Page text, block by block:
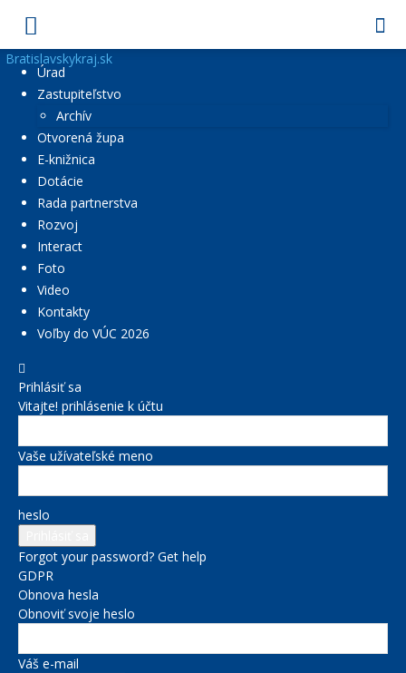
Bratislavskykraj.sk
Úrad
Zastupiteľstvo
Archív
Otvorená župa
E-knižnica
Dotácie
Rada partnerstva
Rozvoj
Interact
Foto
Video
Kontakty
Voľby do VÚC 2026
Prihlásiť sa
Vitajte! prihlásenie k účtu
Vaše užívateľské meno
heslo
Forgot your password? Get help
GDPR
Obnova hesla
Obnoviť svoje heslo
Váš e-mail